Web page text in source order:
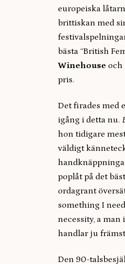
europeiska
brittiskan med
bästa “British
Winehouse och
pris.
Det firades med
igång i detta nu.
hon tidigare
väldigt
poplåt på det
ordagrant
something I
necessity, a
handlar ju
Den 90-